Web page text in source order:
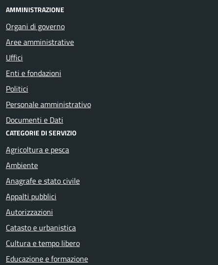
AMMINISTRAZIONE
Organi di governo
Aree amministrative
Uffici
Enti e fondazioni
Politici
Personale amministrativo
Documenti e Dati
CATEGORIE DI SERVIZIO
Agricoltura e pesca
Ambiente
Anagrafe e stato civile
Appalti pubblici
Autorizzazioni
Catasto e urbanistica
Cultura e tempo libero
Educazione e formazione